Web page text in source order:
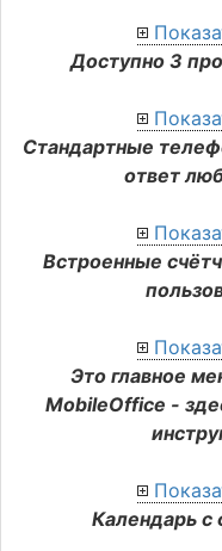
Доступно 3
Стандартные
ответ
Встроенные
Это главное
MobileOffice -
Календарь с